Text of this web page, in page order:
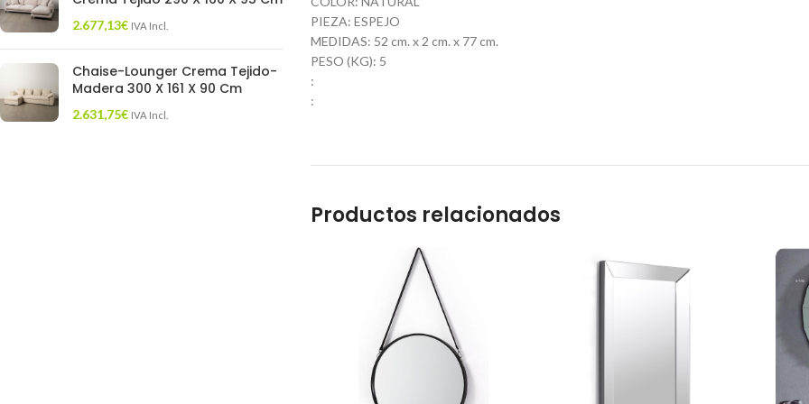
2.677,13€ IVA Incl.
Chaise-Lounger Crema Tejido-
Madera 300 X 161 X 90 Cm
2.631,75€ IVA Incl.
PIEZA: ESPEJO
MEDIDAS: 52 cm. x 2 cm. x 77 cm.
PESO (KG): 5
:
:
Productos relacionados